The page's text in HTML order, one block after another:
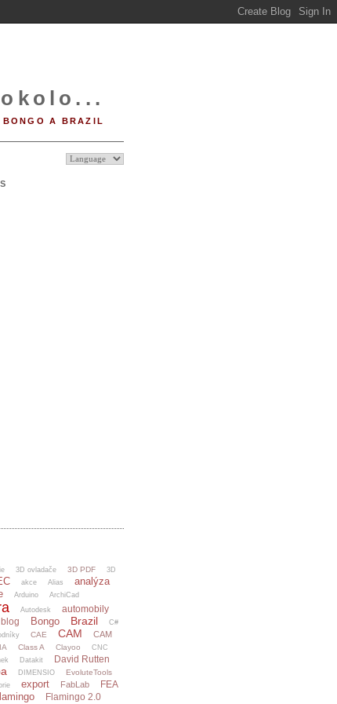
A BRAZIL
3D ovladače 3D PDF
3D
akce Alias
analýza
Arduino ArchiCad
Autodesk automobily
blog Bongo Brazil C#
CAE CAM
CAM
Class A Clayoo
CNC
Datakit David Rutten
DIMENSIO EvoluteTools
export FabLab FEA
Flamingo 2.0